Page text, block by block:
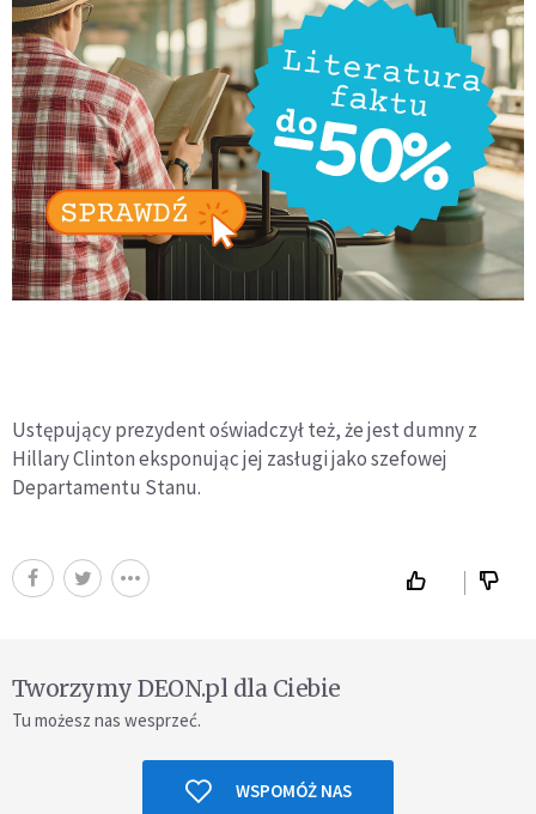
Ustępujący prezydent oświadczył też, że jest dumny z
Hillary Clinton eksponując jej zasługi jako szefowej
Departamentu Stanu.
Tworzymy DEON.pl dla Ciebie
Tu możesz nas wesprzeć.
WSPOMÓŻ NAS